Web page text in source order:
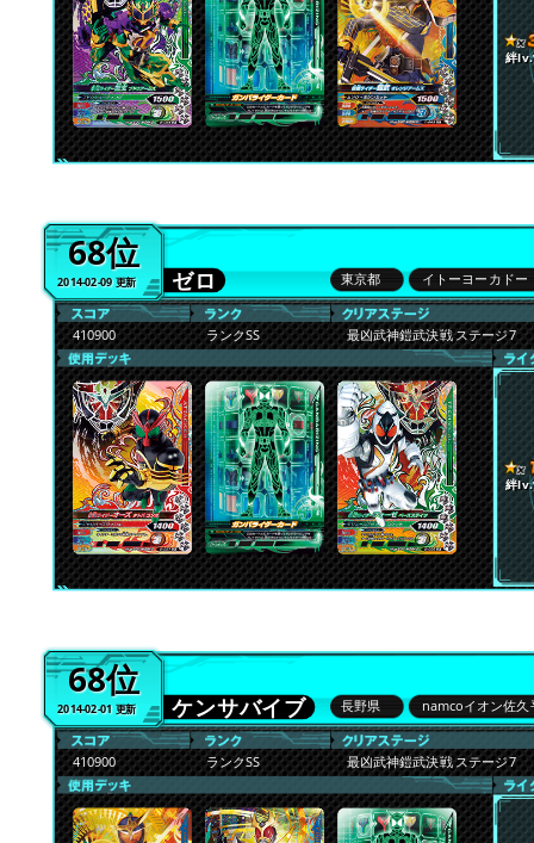
絆
68位
2014-02-09 更新 ゼロ 東京都 イトーヨーカド
410900 ランクSS 最凶武神鎧武決戦 ステージ7
絆
68位
2014-02-01 更新 ケンサバイブ 長野県 namcoイオン佐久
410900 ランクSS 最凶武神鎧武決戦 ステージ7